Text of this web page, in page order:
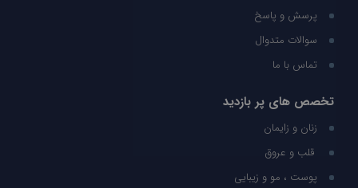
پرسش و پاسخ
سوالات متدوال
تماس با ما
تخصص های پر بازدید
زنان و زایمان
قلب و عروق
پوست ، مو و زیبایی